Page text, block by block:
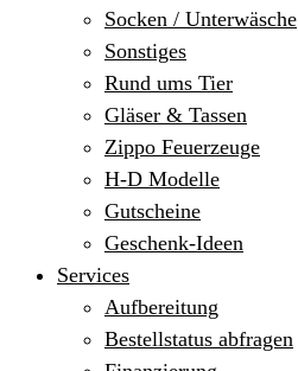
Socken / Unterwäsche
Sonstiges
Rund ums Tier
Gläser & Tassen
Zippo Feuerzeuge
H-D Modelle
Gutscheine
Geschenk-Ideen
Services
Aufbereitung
Bestellstatus abfragen